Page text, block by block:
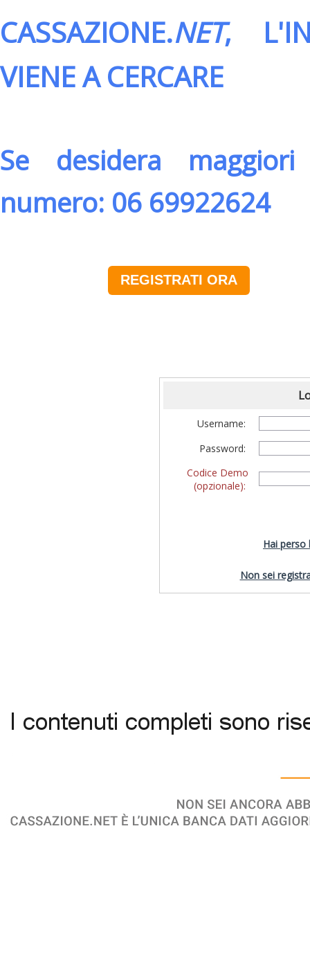
CASSAZIONE.NET,
VIENE A CERCARE
Se desidera
numero: 06 69922624
REGISTRATI ORA
Username:
Password:
Codice Demo
(opzionale):
Hai perso
Non sei